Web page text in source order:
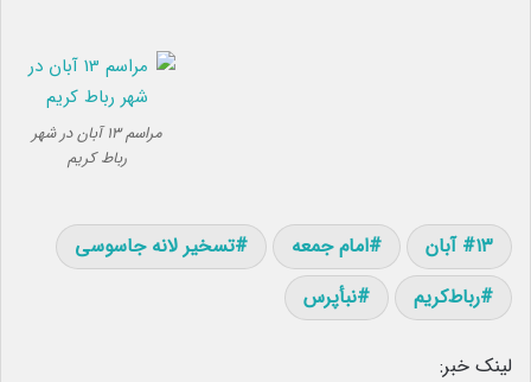
مراسم ۱۳ آبان در شهر
رباط کریم
۱۳ آبان امام جمعه
تسخیر لانه جاسوسی
رباط‌کریم
نبأپرس
لینک خبر: